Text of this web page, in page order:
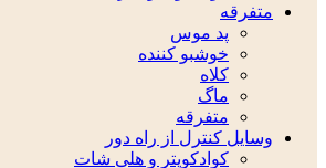
متفرقه
پد موس
خوشبو کننده
کلاه
ماگ
متفرقه
وسایل کنترل از راه دور
کوادکوپتر و هلی شات